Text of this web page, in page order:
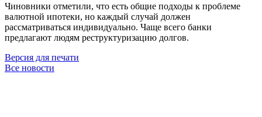
Чиновники отметили, что есть общие подходы к проблеме
валютной ипотеки, но каждый случай должен
рассматриваться индивидуально. Чаще всего банки
предлагают людям реструктуризацию долгов.
Версия для печати
Все новости